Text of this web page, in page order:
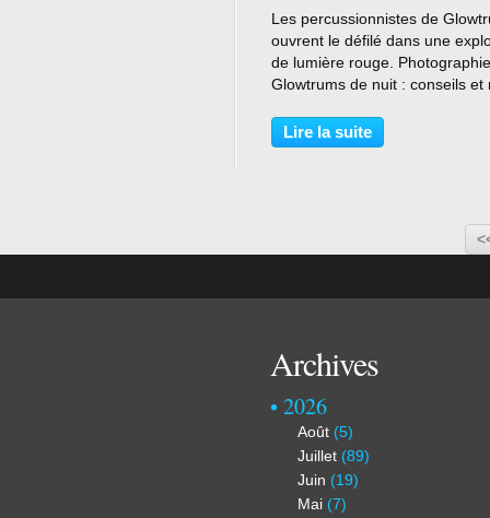
Les percussionnistes de
ouvrent le défilé dans une
de lumière rouge.
Glowtrums de nuit : conseils et
Photographier Glowtrums : un
entre lumière et mouvement La
Lire la suite
Archives
2026
Août (5)
Juillet (89)
Juin (19)
Mai (7)